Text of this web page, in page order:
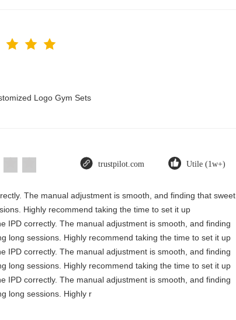
Logo Gym Sets
trustpilot.com Utile (1w+)
The manual adjustment is smooth, and finding that sweet
Highly recommend taking the time to set it up
IPD correctly. The manual adjustment is smooth, and finding
long sessions. Highly recommend taking the time to set it up
IPD correctly. The manual adjustment is smooth, and finding
long sessions. Highly recommend taking the time to set it up
IPD correctly. The manual adjustment is smooth, and finding
long sessions. Highly r